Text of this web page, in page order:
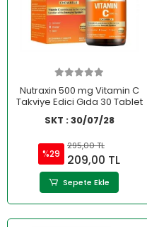
Nutraxin 500 mg Vitamin C
Takviye Edici Gıda 30 Tablet
SKT : 30/07/28
%29
295,00 TL
209,00 TL
Sepete Ekle